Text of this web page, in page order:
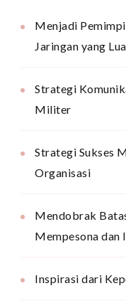
Menjadi
Jaringan yang
Strategi
Militer
Strategi Sukses
Organisasi
Mendobrak
Mempesona
Inspirasi dari